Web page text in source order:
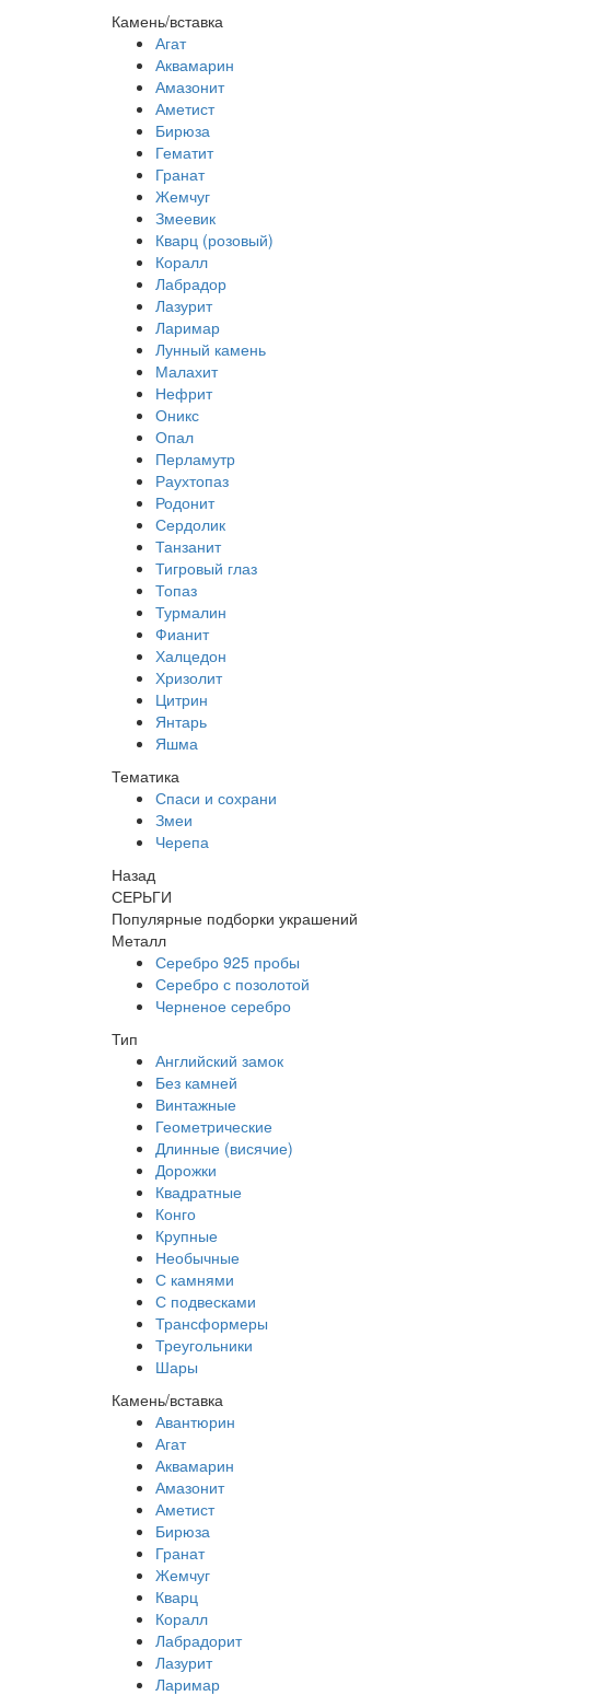
Камень/вставка
Агат
Аквамарин
Амазонит
Аметист
Бирюза
Гематит
Гранат
Жемчуг
Змеевик
Кварц (розовый)
Коралл
Лабрадор
Лазурит
Ларимар
Лунный камень
Малахит
Нефрит
Оникс
Опал
Перламутр
Раухтопаз
Родонит
Сердолик
Танзанит
Тигровый глаз
Топаз
Турмалин
Фианит
Халцедон
Хризолит
Цитрин
Янтарь
Яшма
Тематика
Спаси и сохрани
Змеи
Черепа
Назад
СЕРЬГИ
Популярные подборки украшений
Металл
Серебро 925 пробы
Серебро с позолотой
Черненое серебро
Тип
Английский замок
Без камней
Винтажные
Геометрические
Длинные (висячие)
Дорожки
Квадратные
Конго
Крупные
Необычные
С камнями
С подвесками
Трансформеры
Треугольники
Шары
Камень/вставка
Авантюрин
Агат
Аквамарин
Амазонит
Аметист
Бирюза
Гранат
Жемчуг
Кварц
Коралл
Лабрадорит
Лазурит
Ларимар